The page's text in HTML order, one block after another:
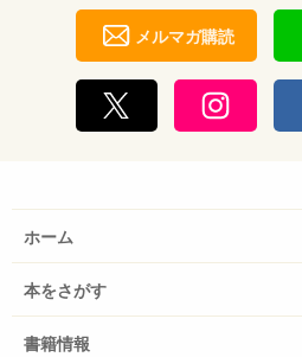
メルマガ購読
ホーム
本をさがす
書籍情報